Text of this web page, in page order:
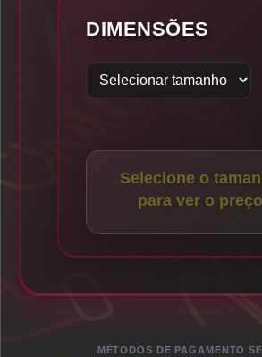
DIMENSÕES
Selecione o
para ver o preço
MÉTODOS DE PAGAMENTO